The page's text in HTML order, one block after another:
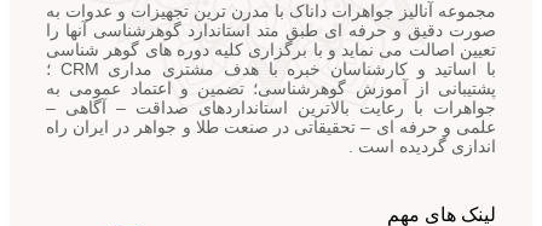
مجموعه آنالیز جواهرات داناک با مدرن ترین تجهیزات و عدوات به
صورت دقیق و حرفه ای طبق متد استاندارد گوهرشناسی آنها را
تعیین اصالت می نماید و با برگزاری کلیه دوره های گوهر شناسی
با اساتید و کارشناسان خبره با هدف مشتری مداری CRM ؛
پشتیبانی از آموزش گوهرشناسی؛ تضمین و اعتماد عمومی به
جواهرات با رعایت بالاترین استانداردهای صداقت – آگاهی –
علمی و حرفه ای – تحقیقاتی در صنعت طلا و جواهر در ایران راه
اندازی گردیده است .
لینک های مهم